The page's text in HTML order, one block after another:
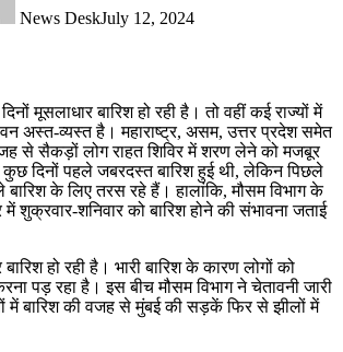
News DeskJuly 12, 2024
मूसलाधार बारिश हो रही है। तो वहीं कई राज्यों में
अस्त-व्यस्त है। महाराष्ट्र, असम, उत्तर प्रदेश समेत
से सैकड़ों लोग राहत शिविर में शरण लेने को मजबूर
दिनों पहले जबरदस्त बारिश हुई थी, लेकिन पिछले
बारिश के लिए तरस रहे हैं। हालांकि, मौसम विभाग के
में शुक्रवार-शनिवार को बारिश होने की संभावना जताई
हो रही है। भारी बारिश के कारण लोगों को
पड़ रहा है। इस बीच मौसम विभाग ने चेतावनी जारी
में बारिश की वजह से मुंबई की सड़कें फिर से झीलों में